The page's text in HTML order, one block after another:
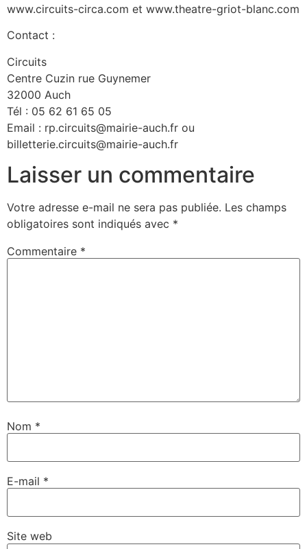
www.circuits-circa.com et www.theatre-griot-blanc.com
Contact :
Circuits
Centre Cuzin rue Guynemer
32000 Auch
Tél : 05 62 61 65 05
Email : rp.circuits@mairie-auch.fr ou
billetterie.circuits@mairie-auch.fr
Laisser un commentaire
Votre adresse e-mail ne sera pas publiée. Les champs
obligatoires sont indiqués avec *
Commentaire *
Nom *
E-mail *
Site web